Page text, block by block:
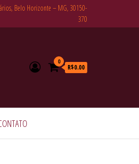
Belo Horizonte – MG, 30150-
370
0
R$0.00